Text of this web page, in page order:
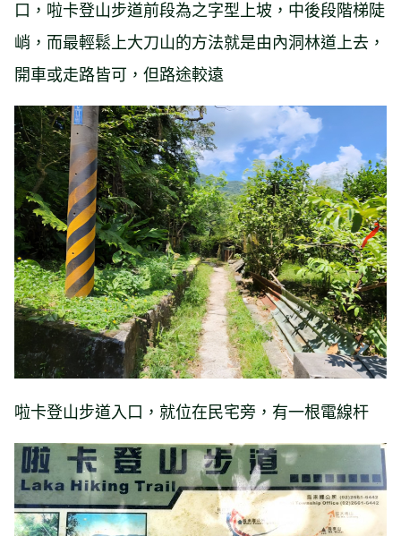
口，啦卡登山步道前段為之字型上坡，中後段階梯陡
峭，而最輕鬆上大刀山的方法就是由內洞林道上去，
開車或走路皆可，但路途較遠
啦卡登山步道入口，就位在民宅旁，有一根電線杆